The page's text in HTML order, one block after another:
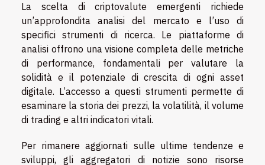
La scelta di criptovalute emergenti richiede
un’approfondita analisi del mercato e l’uso di
specifici strumenti di ricerca. Le piattaforme di
analisi offrono una visione completa delle metriche
di performance, fondamentali per valutare la
solidità e il potenziale di crescita di ogni asset
digitale. L’accesso a questi strumenti permette di
esaminare la storia dei prezzi, la volatilità, il volume
di trading e altri indicatori vitali.
Per rimanere aggiornati sulle ultime tendenze e
sviluppi, gli aggregatori di notizie sono risorse